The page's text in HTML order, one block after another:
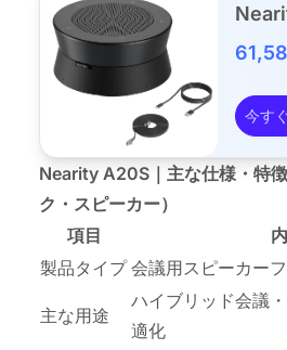
今す
Nearity A20S｜主な仕様・特
ク・スピーカー）
項目
製品タイプ 会議用スピーカー
主な用途
ハイブリッド会議
適化